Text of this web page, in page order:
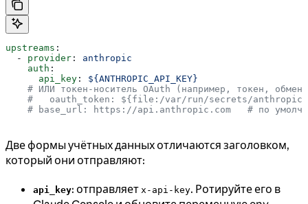
upstreams :
  -
provider : anthropic
    auth
:
      api_key
: ${ANTHROPIC_API_KEY}
# ИЛИ токен-носитель OAuth (например, токен,
#   oauth_token: ${file:/var/run/secrets/
# base_url: https://api.anthropic.com   # по
Две формы учётных данных отличаются заголовком,
который они отправляют:
api_key: отправляет x-api-key. Ротируйте его в